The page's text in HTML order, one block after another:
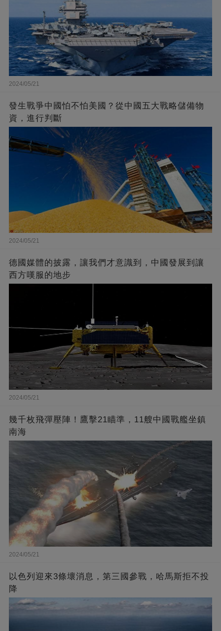
2024/05/21
發生戰爭中國怕不怕美國？從中國五大戰略儲備物
資，進行判斷
2024/05/21
德國媒體的披露，讓我們才意識到，中國發展到讓
西方嘆服的地步
2024/05/21
幾千枚飛彈壓陣！鷹擊21瞄準，11艘中國戰艦坐鎮
南海
2024/05/21
以色列迎來3條壞消息，第三國參戰，哈馬斯拒不投
降